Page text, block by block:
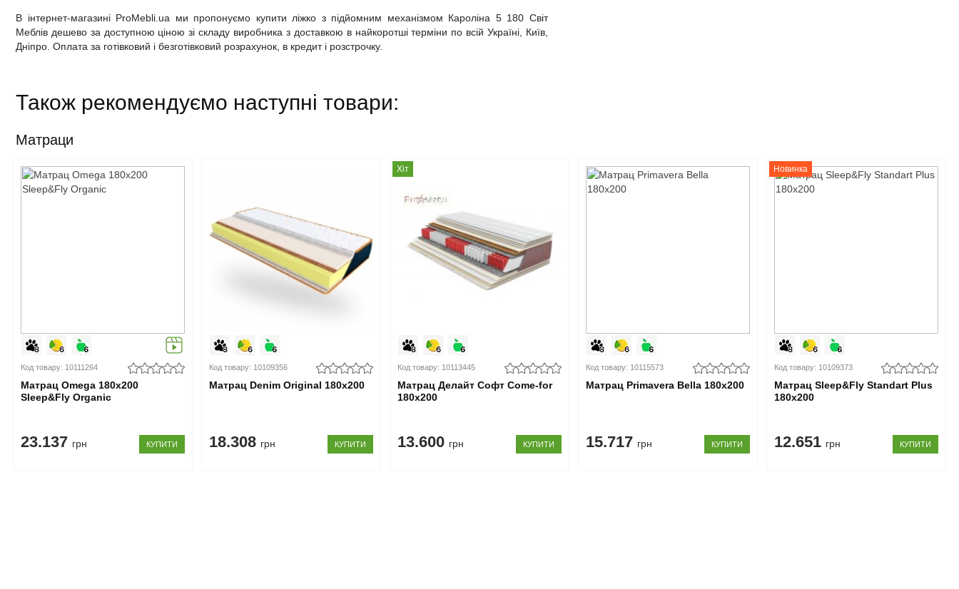
В інтернет-магазині ProMebli.ua ми пропонуємо купити ліжко з підйомним механізмом Кароліна 5 180 Світ
Меблів дешево за доступною ціною зі складу виробника з доставкою в найкоротші терміни по всій Україні, Київ,
Дніпро. Оплата за готівковий і безготівковий розрахунок, в кредит і розстрочку.
Також рекомендуємо наступні товари:
Матраци
Код товару: 10111264
Матрац Omega 180x200
Sleep&Fly Organic
23.137 грн КУПИТИ
Код товару: 10109356
Матрац Denim Original 180x200
18.308 грн КУПИТИ
Хіт
Код товару: 10113445
Матрац Делайт Софт Come-for
180x200
13.600 грн КУПИТИ
Код товару: 10115573
Матрац Primavera Bella 180x200
15.717 грн КУПИТИ
Новинка
Код товару: 10109373
Матрац Sleep&Fly Standart Plus
180x200
12.651 грн КУПИТИ